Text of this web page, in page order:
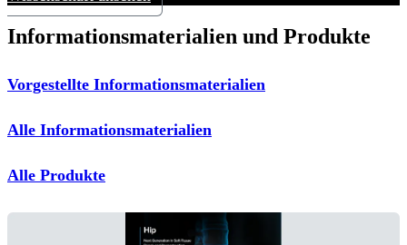
Informationsmaterialien und Produkte
Vorgestellte Informationsmaterialien
Alle Informationsmaterialien
Alle Produkte